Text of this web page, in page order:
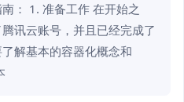
： 1. 准备工作 在开始之
讯云账号，并且已经完成了
解基本的容器化概念和